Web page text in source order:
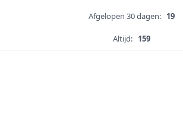
Afgelopen 30 dagen: 19
Altijd: 159